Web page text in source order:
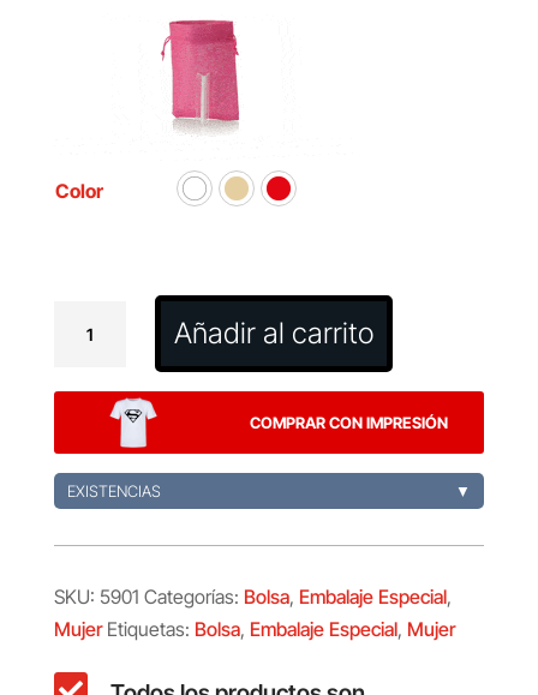
Color
Dacrok
Añadir al carrito
COMPRAR CON IMPRESIÓN
EXISTENCIAS ▼
SKU: 5901 Categorías: Bolsa, Embalaje Especial,
Mujer Etiquetas: Bolsa, Embalaje Especial, Mujer